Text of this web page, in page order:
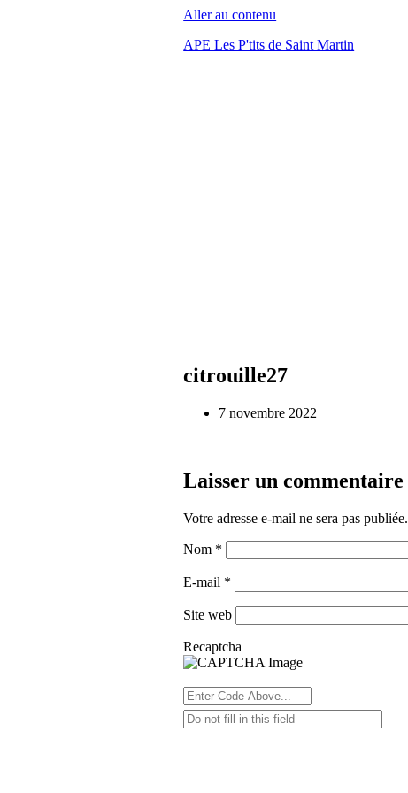
Aller au contenu
APE Les P'tits de Saint Martin
citrouille27
7 novembre 2022
Laisser un commentaire
Votre adresse e-mail ne sera pas publiée.
Nom *
E-mail *
Site web
Recaptcha